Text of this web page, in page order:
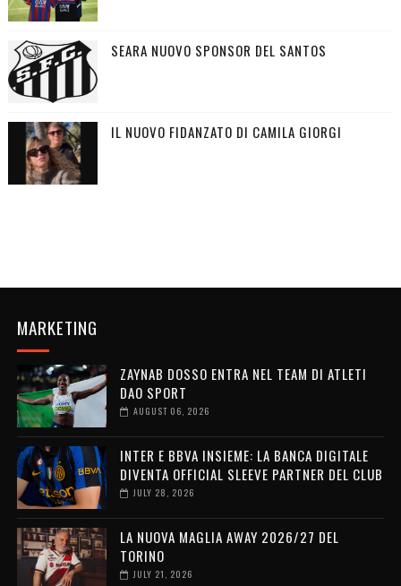
SEARA NUOVO SPONSOR DEL SANTOS
IL NUOVO FIDANZATO DI CAMILA GIORGI
MARKETING
ZAYNAB DOSSO ENTRA NEL TEAM DI ATLETI
DAO SPORT
AUGUST 06, 2026
INTER E BBVA INSIEME: LA BANCA DIGITALE
DIVENTA OFFICIAL SLEEVE PARTNER DEL CLUB
JULY 28, 2026
LA NUOVA MAGLIA AWAY 2026/27 DEL
TORINO
JULY 21, 2026